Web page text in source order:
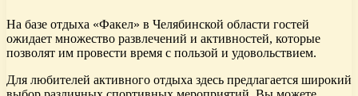
На базе отдыха «Факел» в Челябинской области гостей
ожидает множество развлечений и активностей, которые
позволят им провести время с пользой и удовольствием.
Для любителей активного отдыха здесь предлагается широкий